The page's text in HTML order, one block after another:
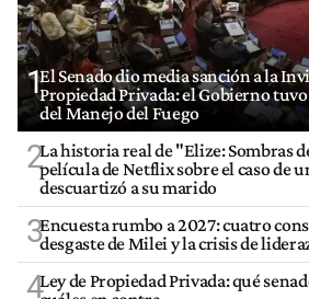
1El Senado dio media sanción a la
Propiedad Privada: el Gobierno
del Manejo del Fuego
2La historia real de "Elize: Sombras
película de Netflix sobre el caso de
descuartizó a su marido
3Encuesta rumbo a 2027: cuatro
desgaste de Milei y la crisis de
4Ley de Propiedad Privada: qué